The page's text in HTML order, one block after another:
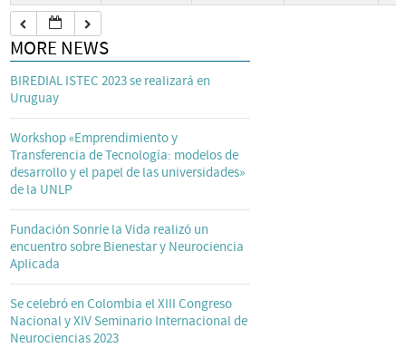
MORE NEWS
BIREDIAL ISTEC 2023 se realizará en
Uruguay
Workshop «Emprendimiento y
Transferencia de Tecnología: modelos de
desarrollo y el papel de las universidades»
de la UNLP
Fundación Sonríe la Vida realizó un
encuentro sobre Bienestar y Neurociencia
Aplicada
Se celebró en Colombia el XIII Congreso
Nacional y XIV Seminario Internacional de
Neurociencias 2023